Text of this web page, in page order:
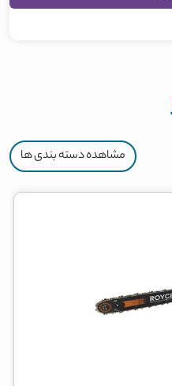
مشاهده دسته بندی ها